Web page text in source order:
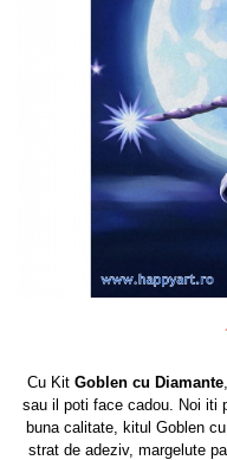
Cu Kit Goblen cu Diamante
sau il poti face cadou. Noi iti
buna calitate, kitul Goblen
strat de adeziv, margelute